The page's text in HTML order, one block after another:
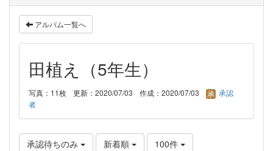
アルバム一覧へ
田植え（5年生）
写真：11枚 更新：2020/07/03 作成：2020/07/03
承認
者
承認待ちのみ 新着順 100件